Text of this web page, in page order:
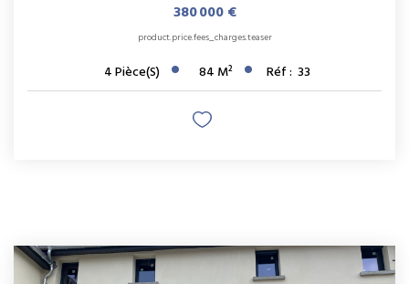
380 000 €
product.price.fees_charges.teaser
4Pièce(s) 84 M² Réf : 33